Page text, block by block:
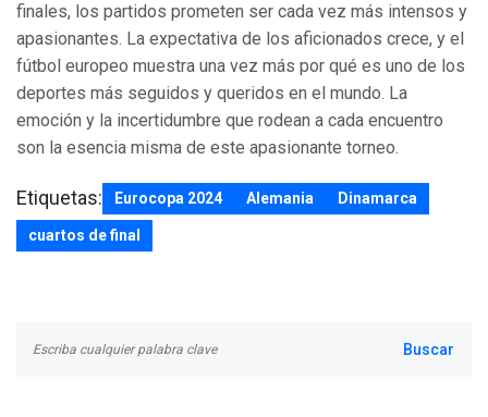
finales, los partidos prometen ser cada vez más intensos y
apasionantes. La expectativa de los aficionados crece, y el
fútbol europeo muestra una vez más por qué es uno de los
deportes más seguidos y queridos en el mundo. La
emoción y la incertidumbre que rodean a cada encuentro
son la esencia misma de este apasionante torneo.
Etiquetas: Eurocopa 2024 Alemania Dinamarca
cuartos de final